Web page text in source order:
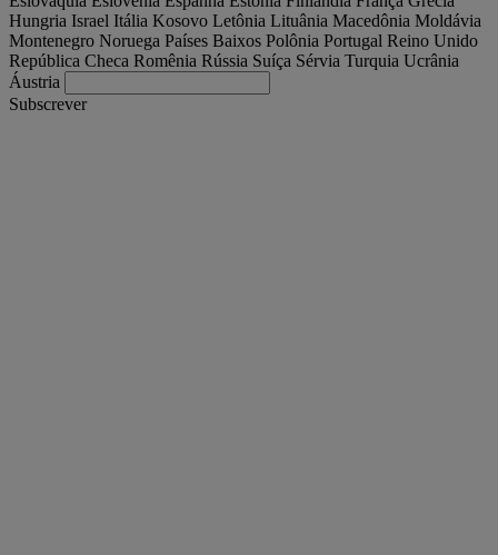
Hungria Israel Itália Kosovo Letônia Lituânia Macedônia Moldávia
Montenegro Noruega Países Baixos Polônia Portugal Reino Unido
República Checa Romênia Rússia Suíça Sérvia Turquia Ucrânia
Áustria
Subscrever